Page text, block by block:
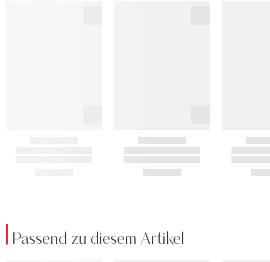
Passend zu diesem Artikel